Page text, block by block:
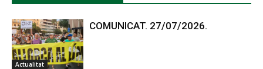
Actualitat
COMUNICAT. 27/07/2026.